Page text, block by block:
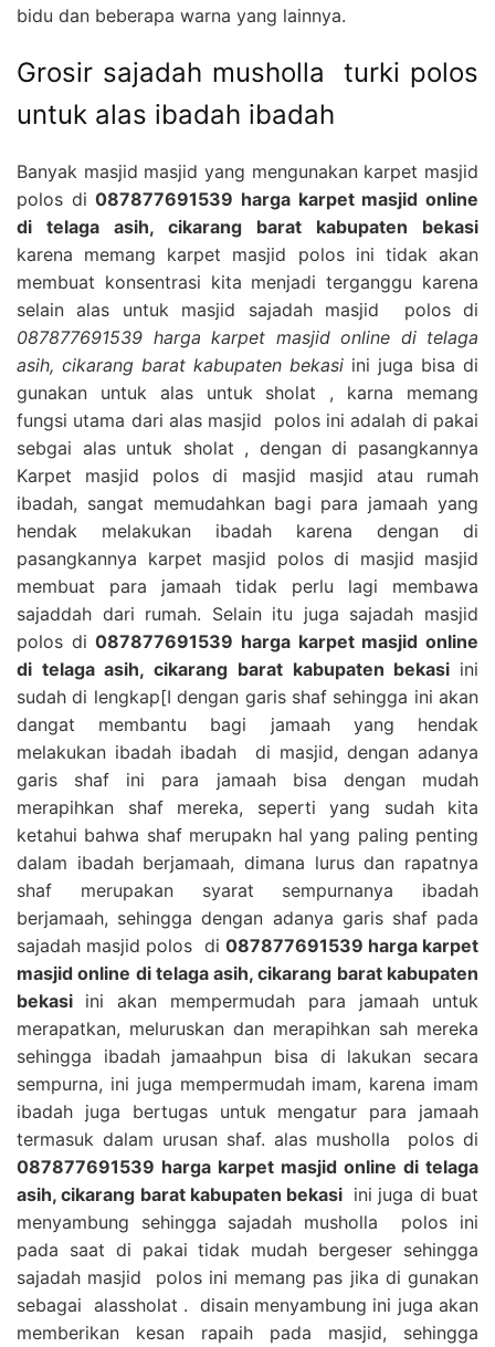
bidu dan beberapa warna yang lainnya.
Grosir sajadah musholla turki polos
untuk alas ibadah ibadah
Banyak masjid masjid yang mengunakan karpet masjid
polos di087877691539 harga karpet masjid online
di telaga asih, cikarang barat kabupaten bekasi
karena memang karpet masjid polos ini tidak akan
membuat konsentrasi kita menjadi terganggu karena
selain alas untuk masjid sajadah masjid polos di
087877691539 harga karpet masjid online di telaga
asih, cikarang barat kabupaten bekasi ini juga bisa di
gunakan untuk alas untuk sholat , karna memang
fungsi utama dari alas masjid polos ini adalah di pakai
sebgai alas untuk sholat , dengan di pasangkannya
Karpet masjid polos di masjid masjid atau rumah
ibadah, sangat memudahkan bagi para jamaah yang
hendak melakukan ibadah karena dengan di
pasangkannya karpet masjid polos di masjid masjid
membuat para jamaah tidak perlu lagi membawa
sajaddah dari rumah. Selain itu juga sajadah masjid
polos di087877691539 harga karpet masjid online
di telaga asih, cikarang barat kabupaten bekasi ini
sudah di lengkap[I dengan garis shaf sehingga ini akan
dangat membantu bagi jamaah yang hendak
melakukan ibadah ibadah di masjid, dengan adanya
garis shaf ini para jamaah bisa dengan mudah
merapihkan shaf mereka, seperti yang sudah kita
ketahui bahwa shaf merupakn hal yang paling penting
dalam ibadah berjamaah, dimana lurus dan rapatnya
shaf merupakan syarat sempurnanya ibadah
berjamaah, sehingga dengan adanya garis shaf pada
sajadah masjid polos di 087877691539 harga karpet
masjid online di telaga asih, cikarang barat kabupaten
bekasi ini akan mempermudah para jamaah untuk
merapatkan, meluruskan dan merapihkan sah mereka
sehingga ibadah jamaahpun bisa di lakukan secara
sempurna, ini juga mempermudah imam, karena imam
ibadah juga bertugas untuk mengatur para jamaah
termasuk dalam urusan shaf. alas musholla polos di
087877691539 harga karpet masjid online di telaga
asih, cikarang barat kabupaten bekasi ini juga di buat
menyambung sehingga sajadah musholla polos ini
pada saat di pakai tidak mudah bergeser sehingga
sajadah masjid polos ini memang pas jika di gunakan
sebagai alassholat . disain menyambung ini juga akan
memberikan kesan rapaih pada masjid, sehingga